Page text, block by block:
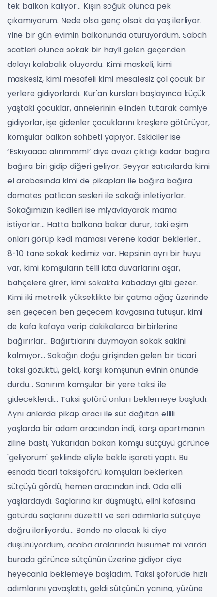
tek balkon kalıyor… Kışın soğuk olunca pek
çıkamıyorum. Nede olsa genç olsak da yaş ilerliyor.
Yine bir gün evimin balkonunda oturuyordum. Sabah
saatleri olunca sokak bir hayli gelen geçenden
dolayı kalabalık oluyordu. Kimi maskeli, kimi
maskesiz, kimi mesafeli kimi mesafesiz çol çocuk bir
yerlere gidiyorlardı. Kur'an kursları başlayınca küçük
yaştaki çocuklar, annelerinin elinden tutarak camiye
gidiyorlar, işe gidenler çocuklarını kreşlere götürüyor,
komşular balkon sohbeti yapıyor. Eskiciler ise
‘Eskiyaaaa alırımmm!’ diye avazı çıktığı kadar bağıra
bağıra biri gidip diğeri geliyor. Seyyar satıcılarda kimi
el arabasında kimi de pikapları ile bağıra bağıra
domates patlıcan sesleri ile sokağı inletiyorlar.
Sokağımızın kedileri ise miyavlayarak mama
istiyorlar… Hatta balkona bakar durur, taki eşim
onları görüp kedi maması verene kadar beklerler…
8-10 tane sokak kedimiz var. Hepsinin ayrı bir huyu
var, kimi komşuların telli iata duvarlarını aşar,
bahçelere girer, kimi sokakta kabadayı gibi gezer.
Kimi iki metrelik yükseklikte bir çatma ağaç üzerinde
sen geçecen ben geçecem kavgasına tutuşur, kimi
de kafa kafaya verip dakikalarca birbirlerine
bağırırlar… Bağırtılarını duymayan sokak sakini
kalmıyor… Sokağın doğu girişinden gelen bir ticari
taksi gözüktü, geldi, karşı komşunun evinin önünde
durdu… Sanırım komşular bir yere taksi ile
gideceklerdi... Taksi şoförü onları beklemeye başladı.
Aynı anlarda pikap aracı ile süt dağıtan ellili
yaşlarda bir adam aracından indi, karşı apartmanın
ziline bastı, Yukarıdan bakan komşu sütçüyü görünce
'geliyorum' şeklinde eliyle bekle işareti yaptı. Bu
esnada ticari taksişoförü komşuları beklerken
sütçüyü gördü, hemen aracından indi. Oda elli
yaşlardaydı. Saçlarına kır düşmüştü, elini kafasına
götürdü saçlarını düzeltti ve seri adımlarla sütçüye
doğru ilerliyordu… Bende ne olacak ki diye
düşünüyordum, acaba aralarında husumet mi varda
burada görünce sütçünün üzerine gidiyor diye
heyecanla beklemeye başladım. Taksi şoförüde hızlı
adımlarını yavaşlattı, geldi sütçünün yanına, yüzüne